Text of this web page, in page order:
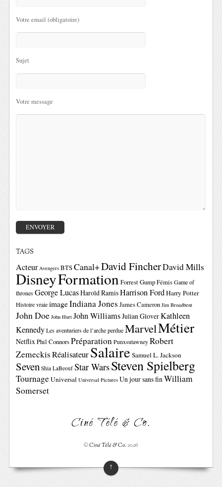
Votre email (obligatoire)
Sujet
Votre message
TAGS
Acteur Avengers BTSCanal+David FincherDavid Mills
DisneyFormationForrest GumpFémis Game of
thrones George LucasHarold RamisHarrison FordHarry Potter
Histoire vraie imageIndiana Jones James Cameron Jim Broadbent
John Doe John Hurt John WilliamsJulian GloverKathleen
Kennedy Les aventuriers de l’arche perdue MarvelMétier
NetflixPhil ConnorsPréparation Punxsutawney Robert
ZemeckisRéalisateurSalaire Samuel L. Jackson
Seven Shia LaBeouf Star WarsSteven Spielberg
TournageUniversal Universal Pictures Un jour sans finWilliam
Somerset
Ciné Télé & Co.
©Ciné Télé & Co.2026
↑